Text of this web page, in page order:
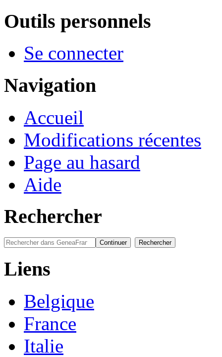
Outils personnels
Se connecter
Navigation
Accueil
Modifications récentes
Page au hasard
Aide
Rechercher
Liens
Belgique
France
Italie